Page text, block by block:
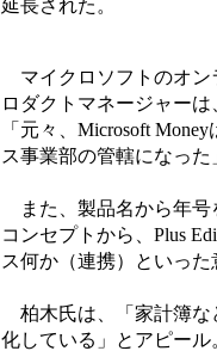
延長された。
マイクロソフトのオン
ロダクトマネージャー
「元々、Microsoft
ス事業部の管轄になった
また、製品名から年号
コンセプトから、Plus
ス何か（連携）といった
柏木氏は、「家計簿な
化している」とアピール